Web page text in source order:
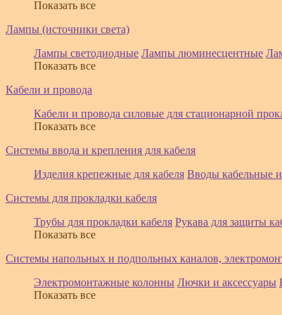
Показать все
Лампы (источники света)
Лампы светодиодные Лампы люминесцентные
Показать все
Кабели и провода
Кабели и провода силовые для стационарной
Показать все
Системы ввода и крепления для кабеля
Изделия крепежные для кабеля Вводы кабельные и
Системы для прокладки кабеля
Трубы для прокладки кабеля Рукава для защиты
Показать все
Системы напольных и подпольных каналов,
Электромонтажные колонны Лючки и аксессуары
Показать все